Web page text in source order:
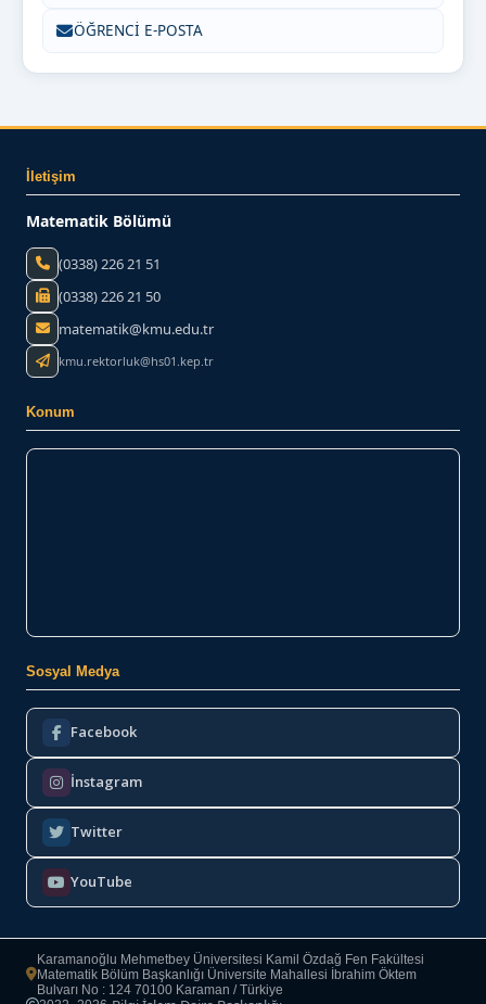
ÖĞRENCİ E-POSTA
İletişim
Matematik Bölümü
(0338) 226 21 51
(0338) 226 21 50
matematik@kmu.edu.tr
kmu.rektorluk@hs01.kep.tr
Konum
Sosyal Medya
Facebook
İnstagram
Twitter
YouTube
Karamanoğlu Mehmetbey Üniversitesi Kamil Özdağ Fen Fakültesi
Matematik Bölüm Başkanlığı Üniversite Mahallesi İbrahim Öktem
Bulvarı No : 124 70100 Karaman / Türkiye